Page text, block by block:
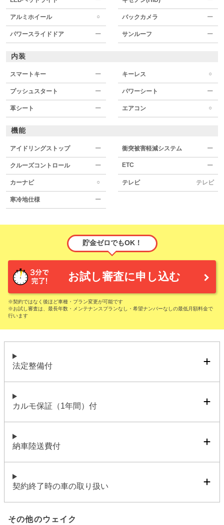
アルミホイール ○ バックカメラ ー
パワースライドドア ー サンルーフ ー
内装
スマートキー ー キーレス ○
プッシュスタート ー パワーシート ー
革シート ー エアコン ○
機能
アイドリングストップ ー 衝突被害軽減システム ー
クルーズコントロール ー ETC ー
カーナビ ○ テレビ テレビ
寒冷地仕様 ー
貯金ゼロでもOK！
お試し審査に申し込む
※契約ではなく後ほど車種・プラン変更が可能です
※お試し審査は、最長年数・メンテナンスプランなし・希望ナンバーなしの最低月額料金で
行います
法定整備付
カルモ保証（1年間）付
納車陸送費付
契約終了時の車の取り扱い
その他のウェイク